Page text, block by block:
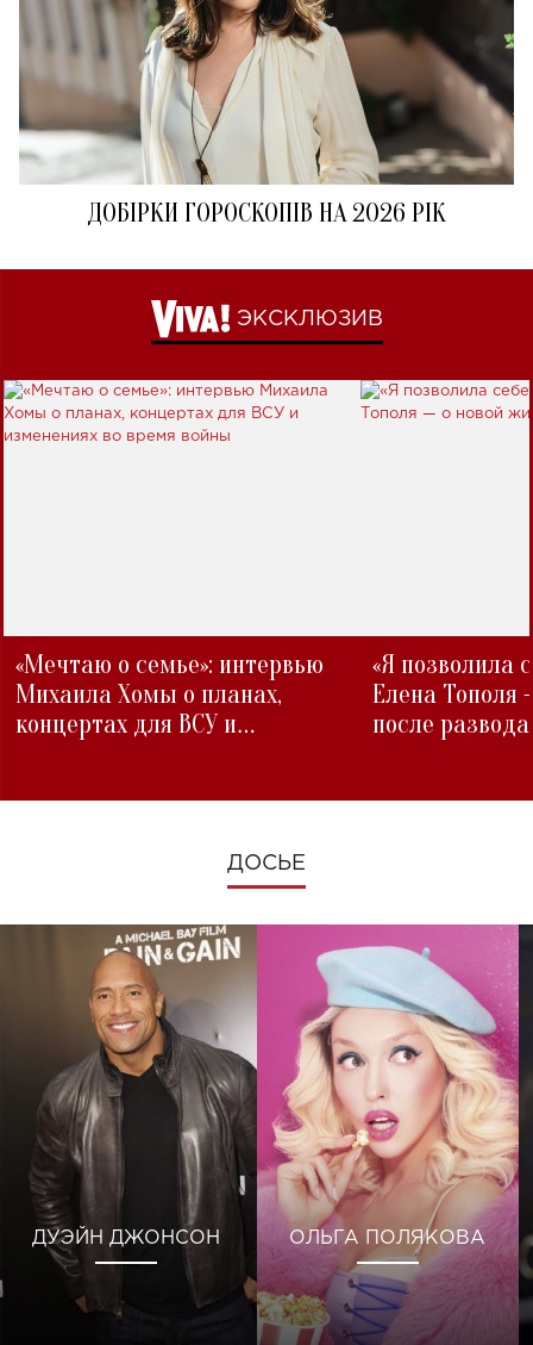
ДОБІРКИ ГОРОСКОПІВ НА 2026 РІК
ЭКСКЛЮЗИВ
«Мечтаю о семье»: интервью
Михаила Хомы о планах,
концертах для ВСУ и
«Я позволила
Елена Тополя
после развода
ДОСЬЕ
ДУЭЙН ДЖОНСОН ОЛЬГА ПОЛЯКОВА